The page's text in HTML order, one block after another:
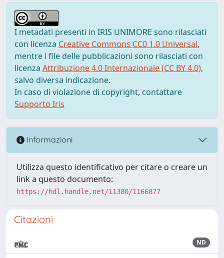
I metadati presenti in IRIS UNIMORE sono rilasciati
con licenza Creative Commons CC0 1.0 Universal,
mentre i file delle pubblicazioni sono rilasciati con
licenza Attribuzione 4.0 Internazionale (CC BY 4.0),
salvo diversa indicazione.
In caso di violazione di copyright, contattare
Supporto Iris
Informazioni
Utilizza questo identificativo per citare o creare un
link a questo documento:
https://hdl.handle.net/11380/1166877
Citazioni
ND